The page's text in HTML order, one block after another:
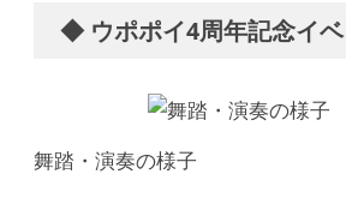
◆ ウポポイ4周年記念イ
舞踏・演奏の様子